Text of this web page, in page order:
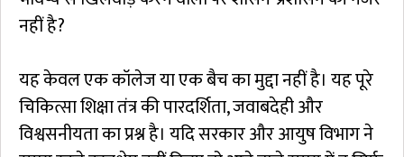
नहीं है?
यह केवल एक कॉलेज या एक बैच का मुद्दा नहीं है। यह पूरे
चिकित्सा शिक्षा तंत्र की पारदर्शिता, जवाबदेही और
विश्वसनीयता का प्रश्न है। यदि सरकार और आयुष विभाग ने